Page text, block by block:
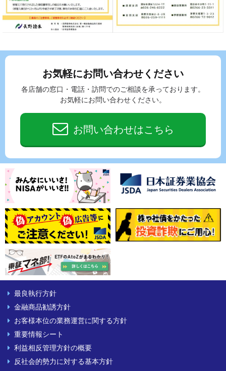
お気軽にお問い合わせください
各店舗の窓口・電話・訪問でのご相談を承っております。
お気軽にお問い合わせください。
お問い合わせはこちら
最良執行方針
金融商品勧誘方針
お客様本位の業務運営に関する方針
重要情報シート
利益相反管理方針の概要
反社会的勢力に対する基本方針